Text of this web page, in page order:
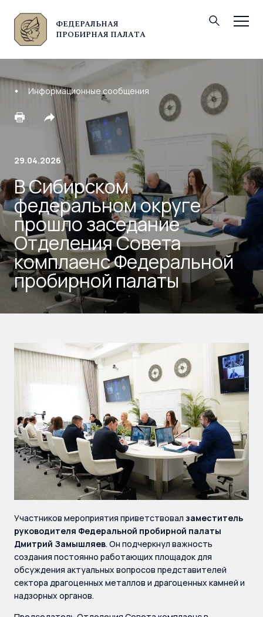
ФЕДЕРАЛЬНАЯ
ПРОБИРНАЯ ПАЛАТА
© Федеральная пробирная палата, 2026
Информационные сообщения
29.04.2026
В Сибирском
федеральном округе
прошло заседание
Отделения Совета
комплаенс Федеральной
пробирной палаты
Участников мероприятия приветствовал заместитель
руководителя Федеральной пробирной палаты
Дмитрий Замышляев. Он подчеркнул важность
создания постоянно работающих площадок для
обсуждения актуальных вопросов представителей
сектора драгоценных металлов и драгоценных камней и
надзорных органов.